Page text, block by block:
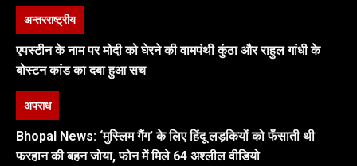
अन्तरराष्ट्रीय
एपस्टीन के नाम पर मोदी को घेरने की वामपंथी कुंठा और राहुल गांधी के
बोस्टन कांड का दबा हुआ सच
अपराध
Bhopal News: ‘मुस्लिम गैंग’ के लिए हिंदू लड़कियों को फँसाती थी
फरहान की बहन जोया, फोन में मिले 64 अश्लील वीडियो